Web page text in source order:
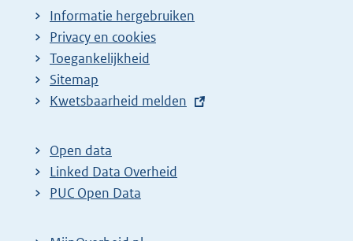
Informatie hergebruiken
Privacy en cookies
Toegankelijkheid
Sitemap
E
t
e
r
Kwetsbaarheid melden
Open data
Linked Data Overheid
PUC Open Data